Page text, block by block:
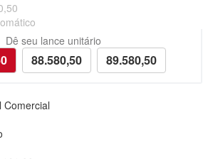
Dê seu lance unitário
Comercial